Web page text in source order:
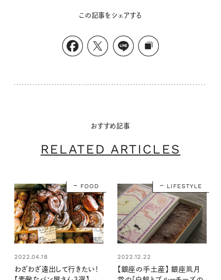
この記事をシェアする
おすすめ記事
RELATED ARTICLES
FOOD
2022.04.18
わざわざ遠出して行きたい！
LIFESTYLE
2022.12.22
【銀座の手土産】 銀座凮月